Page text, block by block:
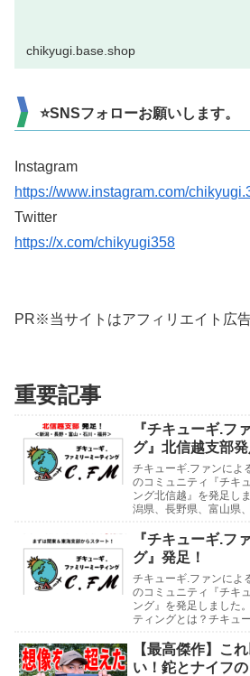
chikyugi.base.shop
⭐SNSフォローお願いします。
Instagram
https://www.instagram.com/
Twitter
https://x.com/chikyugi358
PR※当サイトはアフィリエイト広
重要記事
『チキューギ.フ
グ』北信越支部発
チキューギ.ファンによ
のコミュニティ『チキ
ング北信越』を発足し
潟県、長野県、富山県
に...
『チキューギ.フ
グ』発足！
チキューギ.ファンによ
のコミュニティ『チキ
ング』を発足しました
ティングとは？チキュ
【最高傑作】こ
い！鉈とナイフ